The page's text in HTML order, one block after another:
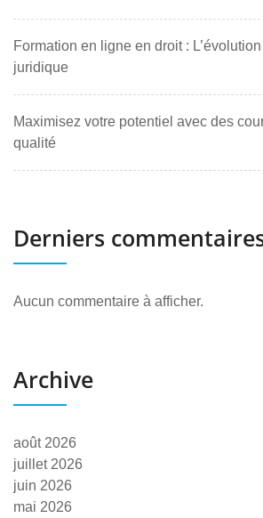
Formation en ligne en droit :
juridique
Maximisez votre potentiel avec des
qualité
Derniers
Aucun commentaire à afficher.
Archive
août 2026
juillet 2026
juin 2026
mai 2026